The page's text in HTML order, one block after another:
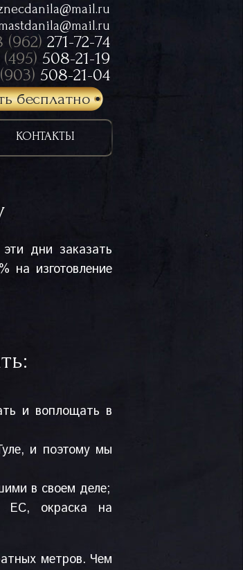
(962) 271-72-74
508-21-19
508-21-04
бесплатно
КОНТАКТЫ
дни заказать
на изготовление
и воплощать в
и поэтому мы
в своем деле;
ЕС, окраска на
метров. Чем